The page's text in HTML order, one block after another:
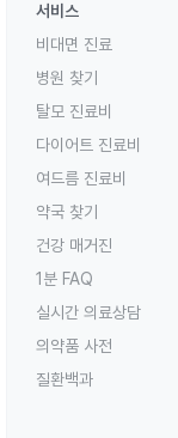
서비스
비대면 진료
병원 찾기
탈모 진료비
다이어트 진료비
여드름 진료비
약국 찾기
건강 매거진
1분 FAQ
실시간 의료상담
의약품 사전
질환백과